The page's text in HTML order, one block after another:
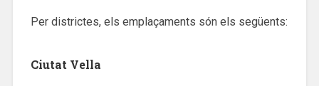
Per districtes, els emplaçaments són els següents:
Ciutat Vella